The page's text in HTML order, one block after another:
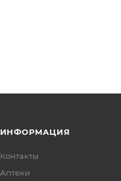
ИНФОРМАЦИЯ
Контакты
Аптеки